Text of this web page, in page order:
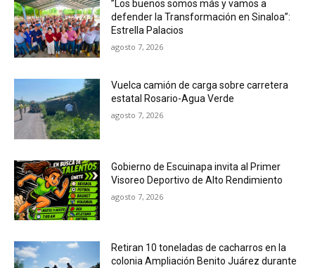
”Los buenos somos más y vamos a
defender la Transformación en Sinaloa”:
Estrella Palacios
agosto 7, 2026
Vuelca camión de carga sobre carretera
estatal Rosario-Agua Verde
agosto 7, 2026
Gobierno de Escuinapa invita al Primer
Visoreo Deportivo de Alto Rendimiento
agosto 7, 2026
Retiran 10 toneladas de cacharros en la
colonia Ampliación Benito Juárez durante